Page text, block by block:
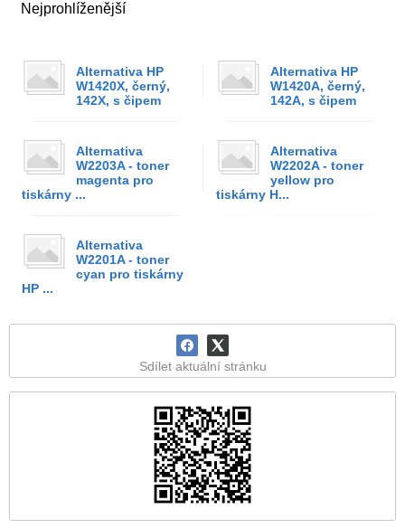
Nejprohlíženější
Alternativa HP
W1420X, černý,
142X, s čipem
Alternativa HP
W1420A, černý,
142A, s čipem
Alternativa
W2203A - toner
magenta pro
tiskárny ...
Alternativa
W2202A - toner
yellow pro
tiskárny H...
Alternativa
W2201A - toner
cyan pro tiskárny
HP ...
Sdílet aktuální stránku